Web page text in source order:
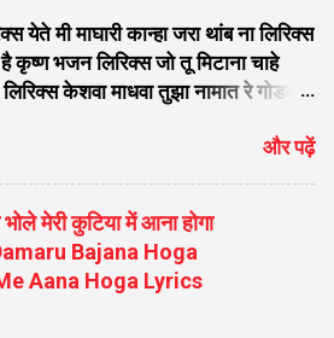
कुंडला वाला मेरा भोले बाबा किधर
डेरा ओ जी... सर पे तेरे ओं गंगा मैया
पे चंदा मामा ओं जी ॐ नमः शिवाय शम्भु
बड़ा ही तपारी मेरा भोले अमली मेरा
करता नंदी की सवारी...
मी माघारी कान्हा जरा थांब ना लिरिक्स
कृष्ण भजन लिरिक्स जो तू मिटाना चाहे
केशवा माधवा तुझा नामात रे गोडवा
दिल में तू श्याम नाम की जरा ज्योति
का भेस बनाया श्याम चूड़ी बेचने आया
कितना सुंदर रूप है लिरिक्स लागी लगन
कन्हैया से कहदो दर पे सुदामा
वाले मुरली बजा कृष्ण भजन लिरिक्स
वाले कृष्ण भजन लिरिक्स सांवली सूरत पे
वो मुरली याद आती है सुन कान्हा सुन
और पढ़ें
मेरी कुटिया में आना होगा
Bajana Hoga
Aana Hoga Lyrics